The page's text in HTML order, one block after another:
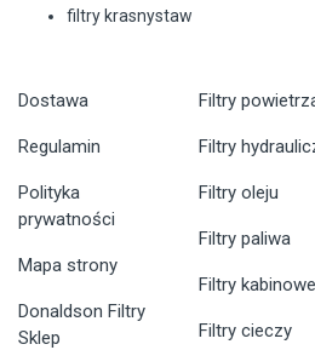
filtry krasnystaw
Dostawa
Regulamin
Polityka
prywatności
Mapa strony
Donaldson Filtry
Sklep
Filtry
Filtry
Filtry oleju
Filtry paliwa
Filtry kabinowe
Filtry cieczy